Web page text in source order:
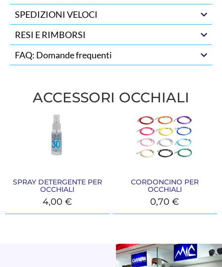
SPEDIZIONI VELOCI
RESI E RIMBORSI
FAQ: Domande frequenti
ACCESSORI OCCHIALI
SPRAY DETERGENTE PER
OCCHIALI
4,00€
CORDONCINO PER
OCCHIALI
0,70€